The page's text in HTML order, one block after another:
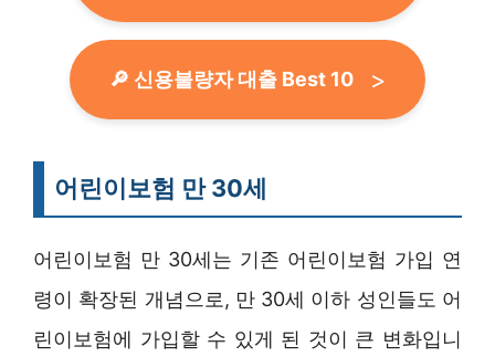
🔎 신용불량자 대출 Best 10
어린이보험 만 30세
어린이보험 만 30세는 기존 어린이보험 가입 연
령이 확장된 개념으로, 만 30세 이하 성인들도 어
린이보험에 가입할 수 있게 된 것이 큰 변화입니